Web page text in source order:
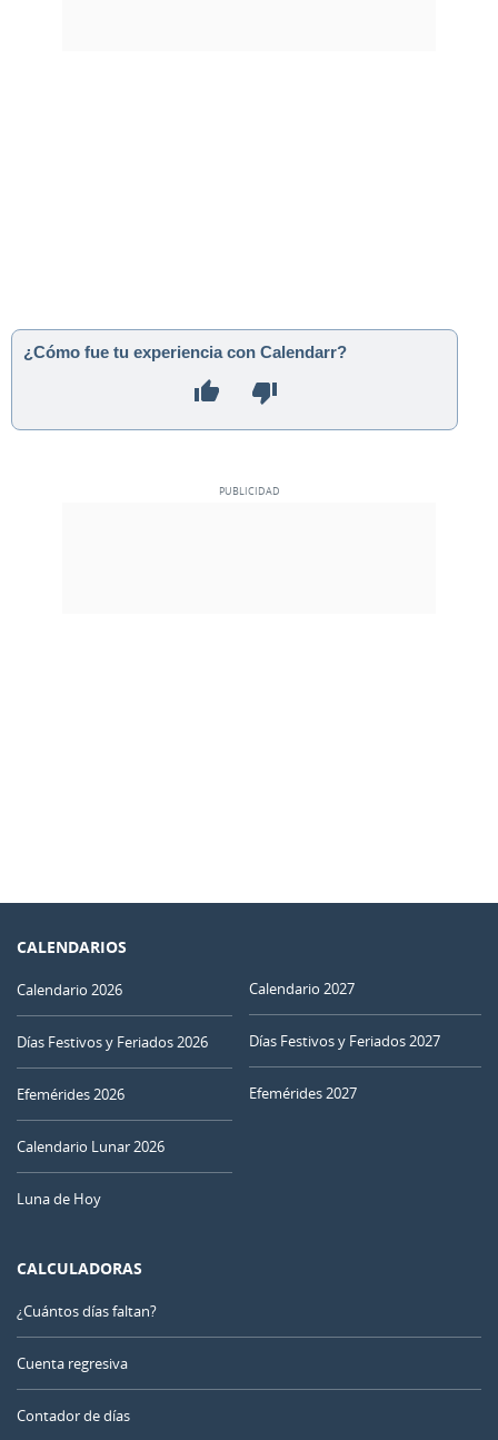
¿Cómo fue tu experiencia con Calendarr?
CALENDARIOS
Calendario 2026
Días Festivos y Feriados 2026
Efemérides 2026
Calendario Lunar 2026
Luna de Hoy
Calendario 2027
Días Festivos y Feriados 2027
Efemérides 2027
CALCULADORAS
¿Cuántos días faltan?
Cuenta regresiva
Contador de días